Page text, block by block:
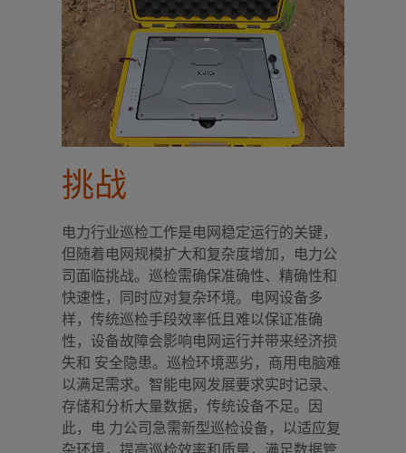
挑战
电力行业巡检工作是电网稳定运行的关键，
但随着电网规模扩大和复杂度增加，电力公
司面临挑战。巡检需确保准确性、精确性和
快速性，同时应对复杂环境。电网设备多
样，传统巡检手段效率低且难以保证准确
性，设备故障会影响电网运行并带来经济损
失和 安全隐患。巡检环境恶劣，商用电脑难
以满足需求。智能电网发展要求实时记录、
存储和分析大量数据，传统设备不足。因
此，电 力公司急需新型巡检设备，以适应复